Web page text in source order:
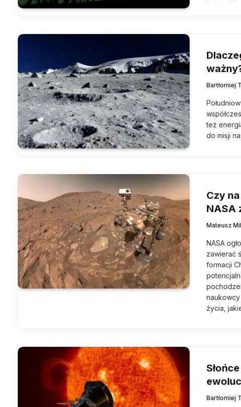
Bartłomiej
też
do misji
Czy
NASA
Mateusz
NASA
zawierać
formacji
życia,
Bartłomiej